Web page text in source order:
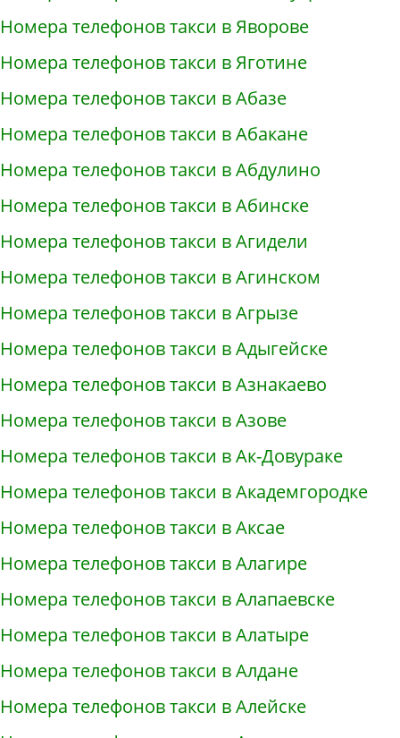
Номера телефонов такси в Яворове
Номера телефонов такси в Яготине
Номера телефонов такси в Абазе
Номера телефонов такси в Абакане
Номера телефонов такси в Абдулино
Номера телефонов такси в Абинске
Номера телефонов такси в Агидели
Номера телефонов такси в Агинском
Номера телефонов такси в Агрызе
Номера телефонов такси в Адыгейске
Номера телефонов такси в Азнакаево
Номера телефонов такси в Азове
Номера телефонов такси в Ак-Довураке
Номера телефонов такси в Академгородке
Номера телефонов такси в Аксае
Номера телефонов такси в Алагире
Номера телефонов такси в Алапаевске
Номера телефонов такси в Алатыре
Номера телефонов такси в Алдане
Номера телефонов такси в Алейске